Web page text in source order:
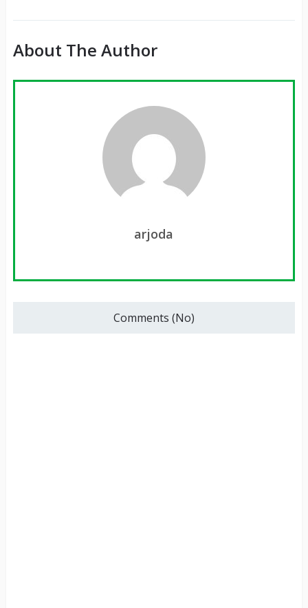
About The Author
arjoda
Comments (No)